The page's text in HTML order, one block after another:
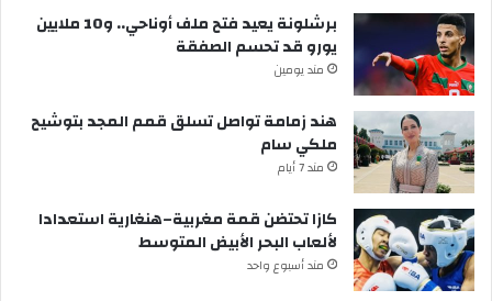
برشلونة يعيد فتح ملف أوناحي.. و10 ملايين
يورو قد تحسم الصفقة
مند يومين
هند زمامة تواصل تسلق قمم المجد بتوشيح
ملكي سام
مند 7 أيام
كازا تحتضن قمة مغربية–هنغارية استعدادا
لألعاب البحر الأبيض المتوسط
مند أسبوع واحد